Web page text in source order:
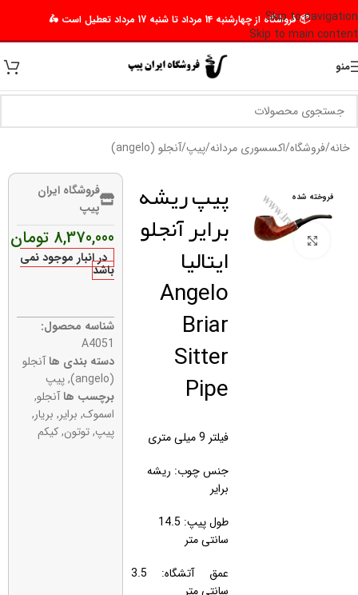
Skip to navigation
Skip to main content
📦 فروشگاه از چهارشنبه 14 مرداد تا شنبه 17 مرداد تعطیل است 🛵
منو
خانه/فروشگاه/اکسسوری مردانه/پیپ/آنجلو (angelo)
فروخته شده
برای بزرگنمایی کلیک کنید
پیپ ریشه
برایر آنجلو
ایتالیا
Angelo
Briar
Sitter
Pipe
فیلتر 9 میلی متری
جنس چوب: ریشه
برایر
طول پیپ: 14.5
سانتی متر
عمق آتشگاه: 3.5
سانتی متر
فروشگاه ایران
پیپ
8,370,000 تومان
در انبار موجود نمی
باشد
شناسه محصول:
A4051
دسته بندی ها آنجلو
(angelo)
,پیپ
برچسب ها آنجلو,
اسموک, برایر, بریار,
پیپ,توتون,کیکم